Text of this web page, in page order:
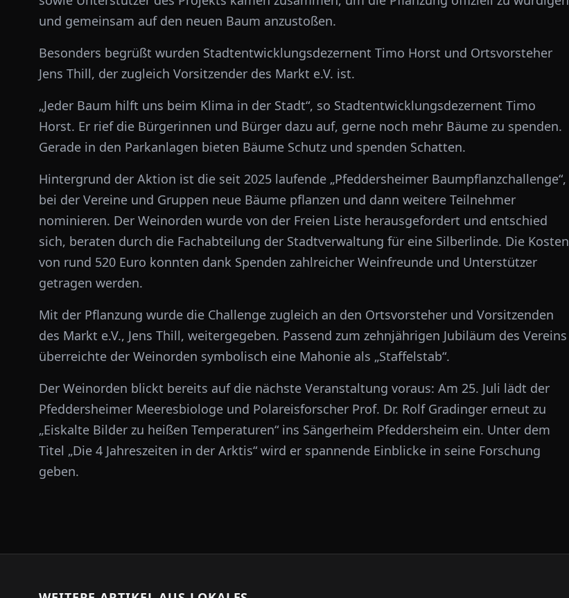
und gemeinsam auf den neuen Baum anzustoßen.
Besonders begrüßt wurden Stadtentwicklungsdezernent Timo Horst und Ortsvorsteher
Jens Thill, der zugleich Vorsitzender des Markt e.V. ist.
„Jeder Baum hilft uns beim Klima in der Stadt“, so Stadtentwicklungsdezernent Timo
Horst. Er rief die Bürgerinnen und Bürger dazu auf, gerne noch mehr Bäume zu spenden.
Gerade in den Parkanlagen bieten Bäume Schutz und spenden Schatten.
Hintergrund der Aktion ist die seit 2025 laufende „Pfeddersheimer Baumpflanzchallenge“,
bei der Vereine und Gruppen neue Bäume pflanzen und dann weitere Teilnehmer
nominieren. Der Weinorden wurde von der Freien Liste herausgefordert und entschied
sich, beraten durch die Fachabteilung der Stadtverwaltung für eine Silberlinde. Die Kosten
von rund 520 Euro konnten dank Spenden zahlreicher Weinfreunde und Unterstützer
getragen werden.
Mit der Pflanzung wurde die Challenge zugleich an den Ortsvorsteher und Vorsitzenden
des Markt e.V., Jens Thill, weitergegeben. Passend zum zehnjährigen Jubiläum des Vereins
überreichte der Weinorden symbolisch eine Mahonie als „Staffelstab“.
Der Weinorden blickt bereits auf die nächste Veranstaltung voraus: Am 25. Juli lädt der
Pfeddersheimer Meeresbiologe und Polareisforscher Prof. Dr. Rolf Gradinger erneut zu
„Eiskalte Bilder zu heißen Temperaturen“ ins Sängerheim Pfeddersheim ein. Unter dem
Titel „Die 4 Jahreszeiten in der Arktis“ wird er spannende Einblicke in seine Forschung
geben.